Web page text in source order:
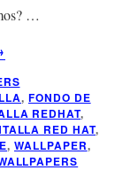
…
ACERCA
, FONDO DE
REDHAT,
RED HAT,
, WALLPAPER,